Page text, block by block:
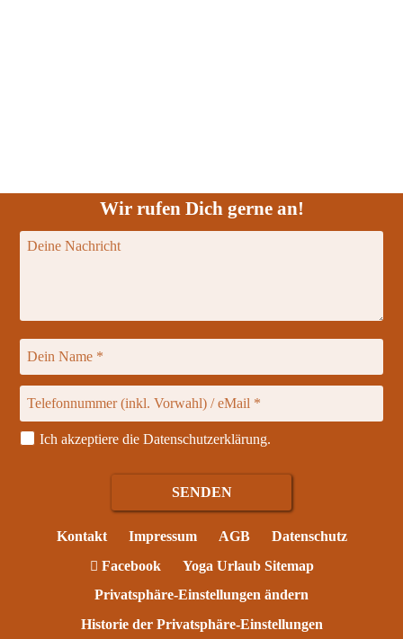
Wir rufen Dich gerne an!
Ich akzeptiere dieDatenschutzerklärung.
Kontakt Impressum AGB
Datenschutz
Facebook
Yoga Urlaub Sitemap
Privatsphäre-Einstellungen ändern
Historie der Privatsphäre-Einstellungen